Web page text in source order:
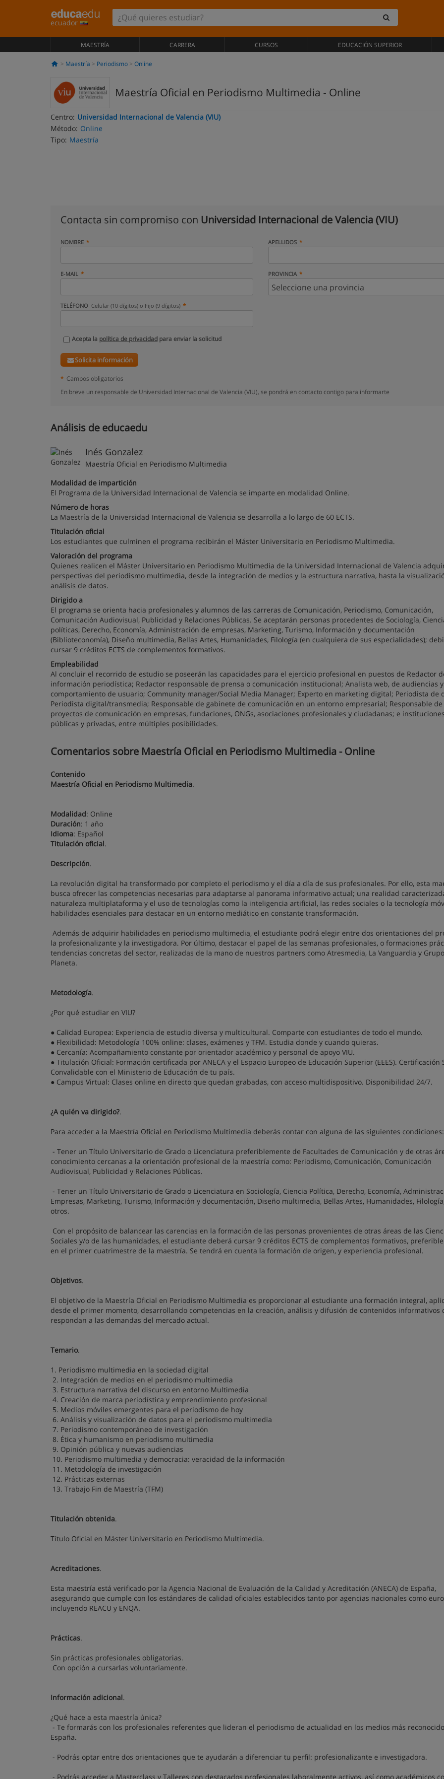
ecuador
MAESTRÍA CARRERA CURSOS EDUCACIÓN SUPERIOR
Maestría Periodismo Online
Maestría Oficial en Periodismo Multimedia - Online
Centro: Universidad Internacional de Valencia (VIU)
Método: Online
Tipo: Maestría
Contacta sin compromiso con Universidad Internacional de Valencia (VIU)
NOMBRE APELLIDOS
E-MAIL PROVINCIA
TELÉFONO Celular (10 dígitos) o Fijo (9 dígitos)
Acepta la política de privacidad para enviar la solicitud
Solicita información
* Campos obligatorios
En breve un responsable de Universidad Internacional de Valencia (VIU), se pondrá en contacto contigo para informarte
Análisis de educaedu
Inés Gonzalez
Maestría Oficial en Periodismo Multimedia
Modalidad de impartición
El Programa de la Universidad Internacional de Valencia se imparte en modalidad Online.
Número de horas
La Maestría de la Universidad Internacional de Valencia se desarrolla a lo largo de 60 ECTS.
Titulación oficial
Los estudiantes que culminen el programa recibirán el Máster Universitario en Periodismo Multimedia.
Valoración del programa
Quienes realicen el Máster Universitario en Periodismo Multimedia de la Universidad Internacional de Valencia
perspectivas del periodismo multimedia, desde la integración de medios y la estructura narrativa, hasta la
análisis de datos.
Dirigido a
El programa se orienta hacia profesionales y alumnos de las carreras de Comunicación, Periodismo, Comunicación,
Comunicación Audiovisual, Publicidad y Relaciones Públicas. Se aceptarán personas procedentes de Sociología,
políticas, Derecho, Economía, Administración de empresas, Marketing, Turismo, Información y documentación
(Biblioteconomía), Diseño multimedia, Bellas Artes, Humanidades, Filología (en cualquiera de sus especialidades);
cursar 9 créditos ECTS de complementos formativos.
Empleabilidad
Al concluir el recorrido de estudio se poseerán las capacidades para el ejercicio profesional en puestos de Redactor
información periodística; Redactor responsable de prensa o comunicación institucional; Analista web, de audiencias
comportamiento de usuario; Community manager/Social Media Manager; Experto en marketing digital; Periodista de
Periodista digital/transmedia; Responsable de gabinete de comunicación en un entorno empresarial; Responsable de
proyectos de comunicación en empresas, fundaciones, ONGs, asociaciones profesionales y ciudadanas; e instituciones
públicas y privadas, entre múltiples posibilidades.
Comentarios sobre Maestría Oficial en Periodismo Multimedia - Online
Contenido
Maestría Oficial en Periodismo Multimedia.
Modalidad: Online
Duración: 1 año
Idioma: Español
Titulación oficial.
Descripción.
La revolución digital ha transformado por completo el periodismo y el día a día de sus profesionales. Por ello, esta
busca ofrecer las competencias necesarias para adaptarse al panorama informativo actual; una realidad
naturaleza multiplataforma y el uso de tecnologías como la inteligencia artificial, las redes sociales o la tecnología
habilidades esenciales para destacar en un entorno mediático en constante transformación.
Además de adquirir habilidades en periodismo multimedia, el estudiante podrá elegir entre dos orientaciones del
la profesionalizante y la investigadora. Por último, destacar el papel de las semanas profesionales, o formaciones
tendencias concretas del sector, realizadas de la mano de nuestros partners como Atresmedia, La Vanguardia y Grupo
Planeta.
Metodología.
¿Por qué estudiar en VIU?
● Calidad Europea: Experiencia de estudio diversa y multicultural. Comparte con estudiantes de todo el mundo.
● Flexibilidad: Metodología 100% online: clases, exámenes y TFM. Estudia donde y cuando quieras.
● Cercanía: Acompañamiento constante por orientador académico y personal de apoyo VIU.
● Titulación Oficial: Formación certificada por ANECA y el Espacio Europeo de Educación Superior (EEES). Certificación
Convalidable con el Ministerio de Educación de tu país.
● Campus Virtual: Clases online en directo que quedan grabadas, con acceso multidispositivo. Disponibilidad 24/7.
¿A quién va dirigido?.
Para acceder a la Maestría Oficial en Periodismo Multimedia deberás contar con alguna de las siguientes condiciones:
- Tener un Título Universitario de Grado o Licenciatura preferiblemente de Facultades de Comunicación y de otras
conocimiento cercanas a la orientación profesional de la maestría como: Periodismo, Comunicación, Comunicación
Audiovisual, Publicidad y Relaciones Públicas.
- Tener un Título Universitario de Grado o Licenciatura en Sociología, Ciencia Política, Derecho, Economía,
Empresas, Marketing, Turismo, Información y documentación, Diseño multimedia, Bellas Artes, Humanidades,
otros.
Con el propósito de balancear las carencias en la formación de las personas provenientes de otras áreas de las
Sociales y/o de las humanidades, el estudiante deberá cursar 9 créditos ECTS de complementos formativos,
en el primer cuatrimestre de la maestría. Se tendrá en cuenta la formación de origen, y experiencia profesional.
Objetivos.
El objetivo de la Maestría Oficial en Periodismo Multimedia es proporcionar al estudiante una formación integral,
desde el primer momento, desarrollando competencias en la creación, análisis y difusión de contenidos informativos
respondan a las demandas del mercado actual.
Temario.
1. Periodismo multimedia en la sociedad digital
2. Integración de medios en el periodismo multimedia
3. Estructura narrativa del discurso en entorno Multimedia
4. Creación de marca periodística y emprendimiento profesional
5. Medios móviles emergentes para el periodismo de hoy
6. Análisis y visualización de datos para el periodismo multimedia
7. Periodismo contemporáneo de investigación
8. Ética y humanismo en periodismo multimedia
9. Opinión pública y nuevas audiencias
10. Periodismo multimedia y democracia: veracidad de la información
11. Metodología de investigación
12. Prácticas externas
13. Trabajo Fin de Maestría (TFM)
Titulación obtenida.
Título Oficial en Máster Universitario en Periodismo Multimedia.
Acreditaciones.
Esta maestría está verificado por la Agencia Nacional de Evaluación de la Calidad y Acreditación (ANECA) de España,
asegurando que cumple con los estándares de calidad oficiales establecidos tanto por agencias nacionales como
incluyendo REACU y ENQA.
Prácticas.
Sin prácticas profesionales obligatorias.
Con opción a cursarlas voluntariamente.
Información adicional.
¿Qué hace a esta maestría única?
- Te formarás con los profesionales referentes que lideran el periodismo de actualidad en los medios más
España.
- Podrás optar entre dos orientaciones que te ayudarán a diferenciar tu perfil: profesionalizante e investigadora.
- Podrás acceder a Masterclass y Talleres con destacados profesionales laboralmente activos, así como académicos